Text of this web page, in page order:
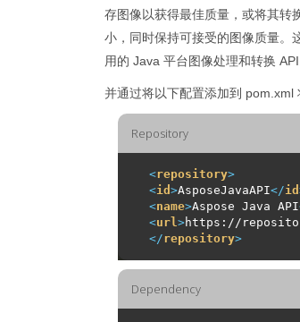
存图像以获得最佳质量，或将其转
小，同时保持可接受的图像质量。
用的 Java 平台图像处理和转换
并通过将以下配置添加到 pom.xml
Repository
<repository>
<id >AsposeJavaAPI</id
<name>Aspose Java API
<url>https://
</repository>
Dependency